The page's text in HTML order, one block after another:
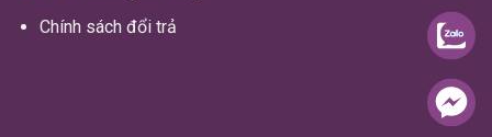
Chính sách đổi trả